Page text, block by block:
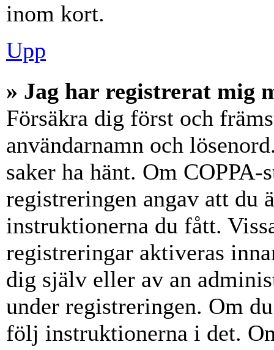
inom kort.
Upp
» Jag har registrerat mig
Försäkra dig först och
användarnamn och
saker ha hänt. Om
registreringen angav att du
instruktionerna du fått.
registreringar aktiveras
dig själv eller av an
under registreringen. Om
följ instruktionerna i det.